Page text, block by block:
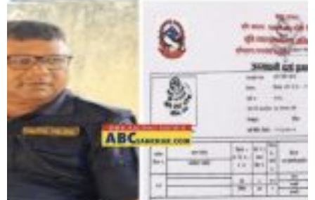
भिक्षा मागेर कारमा घुम्ने बाबाहरूलाई दाङ प्रहरीले पक्राउ,भारत
फर्कने सर्तमा रिहा,